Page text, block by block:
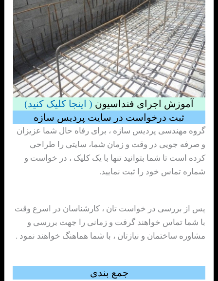
آموزش اجرای فنداسیون ( اینجا کلیک کنید)
ثبت درخواست در سایت پردیس سازه
گروه مهندسی پردیس سازه ، برای رفاه حال شما عزیزان
و صرفه جویی در وقت و زمان شما، سایتی را طراحی
کرده است تا شما بتوانید تنها با یک کلیک ، در خواست و
شماره تماس خود را ثبت نمایید.
پس از بررسی در خواست تان ، کارشناسان در اسرع وقت
با شما تماس خواهند گرفت و زمانی را جهت بررسی و
مشاوره ساختمان و نیازتان ، با شما هماهنگ خواهند نمود .
جمع بندی